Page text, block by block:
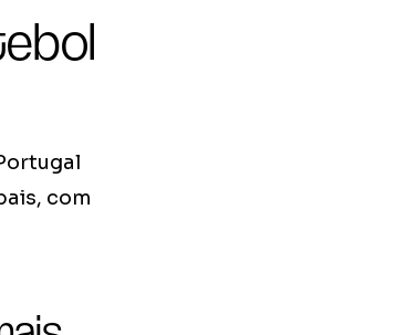
com